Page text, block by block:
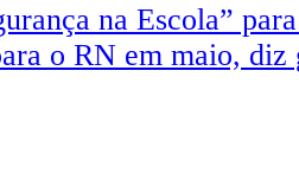
na Escola”
o RN em maio, diz